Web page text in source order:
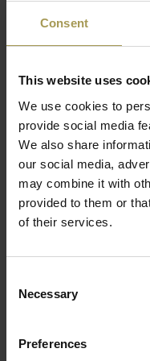
Consent
This website uses
We use cookies to
provide social media
We also share
our social media,
may combine it with
provided to them or
of their services.
Selection
Necessary
Preferences
Materiaal:
Maten:85l x 150h
vrije tijd, en combineert
voldoende sociale
Daarom hebben we een
gemaakt zijn met eco-
milieu.
scheidingswand
Volgens een studie van
Lees meer